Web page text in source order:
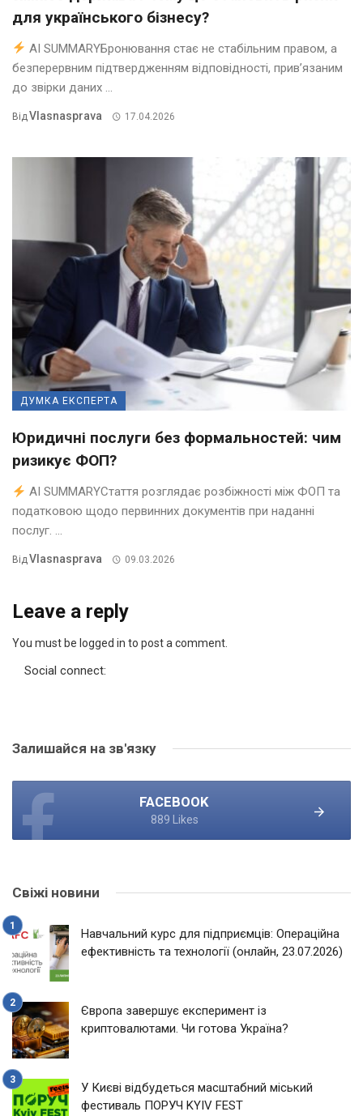
для українського бізнесу?
AI SUMMARYБронювання стає не стабільним правом, а
безперервним підтвердженням відповідності, прив’язаним
до звірки даних ...
ВідVlasnasprava 17.04.2026
ДУМКА ЕКСПЕРТА
Юридичні послуги без формальностей: чим
ризикує ФОП?
AI SUMMARYСтаття розглядає розбіжності між ФОП та
податковою щодо первинних документів при наданні
послуг. ...
ВідVlasnasprava 09.03.2026
Leave a reply
You must be logged in to post a comment.
Social connect:
Залишайся на зв'язку
FACEBOOK
889 Likes
Свіжі новини
Навчальний курс для підприємців: Операційна
ефективність та технології (онлайн, 23.07.2026)
Європа завершує експеримент із
криптовалютами. Чи готова Україна?
У Києві відбудеться масштабний міський
фестиваль ПОРУЧ KYIV FEST